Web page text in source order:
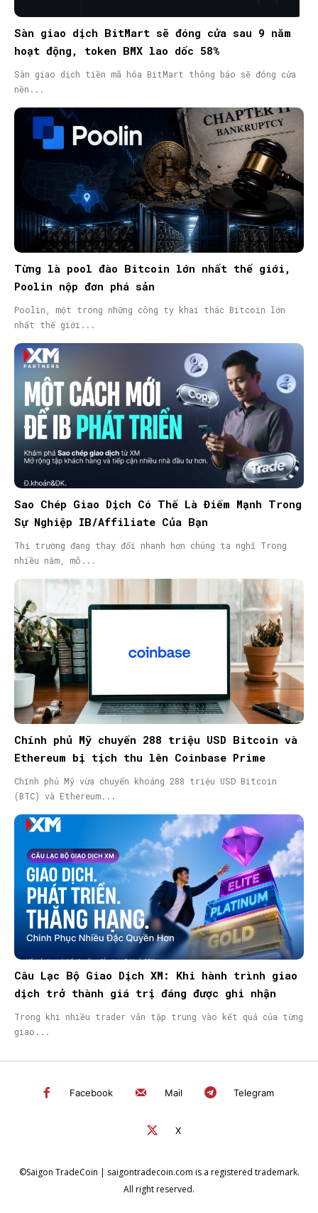
Sàn giao dịch BitMart sẽ đóng cửa sau 9 năm
hoạt động, token BMX lao dốc 58%
Sàn giao dịch tiền mã hóa BitMart thông báo sẽ đóng cửa
nền...
Từng là pool đào Bitcoin lớn nhất thế giới,
Poolin nộp đơn phá sản
Poolin, một trong những công ty khai thác Bitcoin lớn
nhất thế giới...
Sao Chép Giao Dịch Có Thể Là Điểm Mạnh Trong
Sự Nghiệp IB/Affiliate Của Bạn
Thị trường đang thay đổi nhanh hơn chúng ta nghĩ Trong
nhiều năm, mô...
Chính phủ Mỹ chuyển 288 triệu USD Bitcoin và
Ethereum bị tịch thu lên Coinbase Prime
Chính phủ Mỹ vừa chuyển khoảng 288 triệu USD Bitcoin
(BTC) và Ethereum...
Câu Lạc Bộ Giao Dịch XM: Khi hành trình giao
dịch trở thành giá trị đáng được ghi nhận
Trong khi nhiều trader vẫn tập trung vào kết quả của từng
giao...
Facebook Mail Telegram
X
©Saigon TradeCoin | saigontradecoin.com is a registered trademark.
All right reserved.